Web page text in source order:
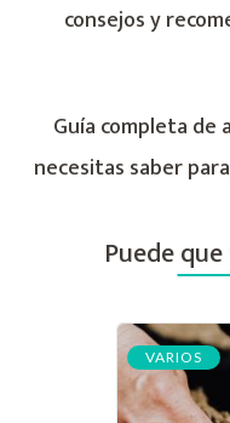
entradas
consejos y
Guía completa de
necesitas saber
Puede
VARIOS